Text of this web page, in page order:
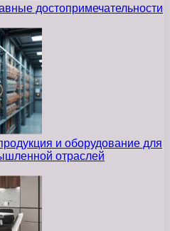
достопримечательности
и оборудование для
отраслей